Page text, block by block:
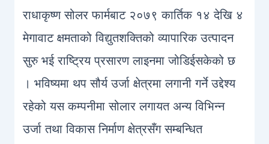
राधाकृष्ण सोलर फार्मबाट २०७९ कार्तिक १४ देखि ४
मेगावाट क्षमताको विद्युतशक्तिको व्यापारिक उत्पादन
सुरु भई राष्ट्रिय प्रसारण लाइनमा जोडिईसकेको छ
। भविष्यमा थप सौर्य उर्जा क्षेत्रमा लगानी गर्ने उद्देश्य
रहेको यस कम्पनीमा सोलार लगायत अन्य विभिन्न
उर्जा तथा विकास निर्माण क्षेत्रसँग सम्बन्धित